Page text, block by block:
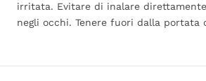
irritata. Evitare di inalare
negli occhi. Tenere fuori dalla portata